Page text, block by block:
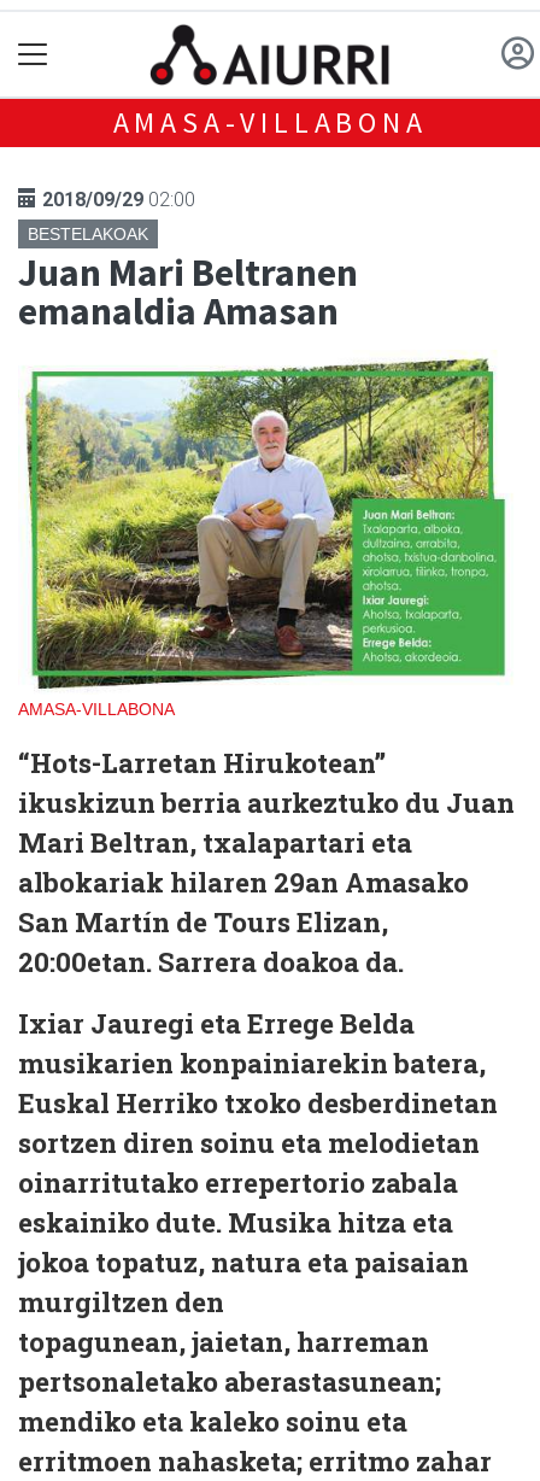
AMASA-VILLABONA
2018/09/29 02:00
BESTELAKOAK
Juan Mari Beltranen
emanaldia Amasan
AMASA-VILLABONA
“Hots-Larretan Hirukotean”
ikuskizun berria aurkeztuko du Juan
Mari Beltran, txalapartari eta
albokariak hilaren 29an Amasako
San Martín de Tours Elizan,
20:00etan. Sarrera doakoa da.
Ixiar Jauregi eta Errege Belda
musikarien konpainiarekin batera,
Euskal Herriko txoko desberdinetan
sortzen diren soinu eta melodietan
oinarritutako errepertorio zabala
eskainiko dute. Musika hitza eta
jokoa topatuz, natura eta paisaian
murgiltzen den
topagunean, jaietan, harreman
pertsonaletako aberastasunean;
mendiko eta kaleko soinu eta
erritmoen nahasketa; erritmo zahar